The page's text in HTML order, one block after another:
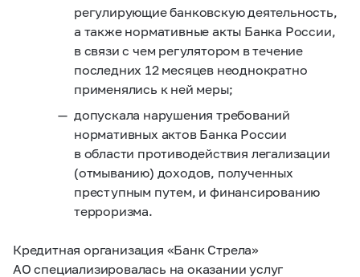
регулирующие банковскую деятельность,
а также нормативные акты Банка России,
в связи с чем регулятором в течение
последних 12 месяцев неоднократно
применялись к ней меры;
допускала нарушения требований
нормативных актов Банка России
в области противодействия легализации
(отмыванию) доходов, полученных
преступным путем, и финансированию
терроризма.
Кредитная организация «Банк Стрела»
АО специализировалась на оказании услуг